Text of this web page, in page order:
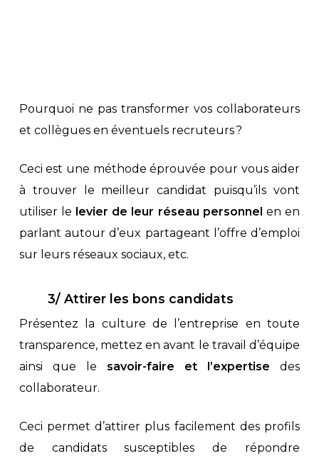
Pourquoi ne pas transformer vos collaborateurs
et collègues en éventuels recruteurs ?
Ceci est une méthode éprouvée pour vous aider
à trouver le meilleur candidat puisqu’ils vont
utiliser le levier de leur réseau personnel en en
parlant autour d’eux partageant l’offre d’emploi
sur leurs réseaux sociaux, etc.
3/ Attirer les bons candidats
Présentez la culture de l’entreprise en toute
transparence, mettez en avant le travail d’équipe
ainsi que le savoir-faire et l’expertise des
collaborateur.
Ceci permet d’attirer plus facilement des profils
de candidats susceptibles de répondre